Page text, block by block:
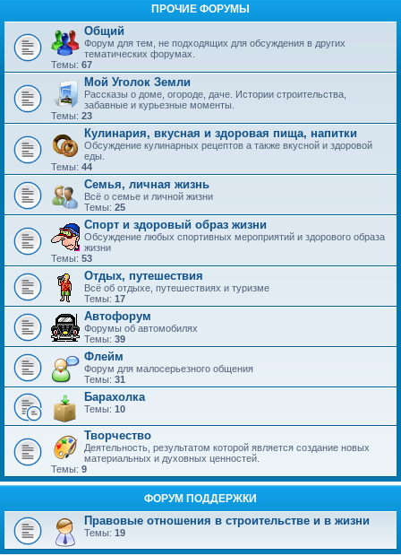
ПРОЧИЕ ФОРУМЫ
Общий
Форум для тем, не подходящих для обсуждения в других
тематических форумах.
Темы: 67
Мой Уголок Земли
Рассказы о доме, огороде, даче. Истории строительства,
забавные и курьезные моменты.
Темы: 23
Кулинария, вкусная и здоровая пища, напитки
Обсуждение кулинарных рецептов а также вкусной и здоровой
еды.
Темы: 44
Семья, личная жизнь
Всё о семье и личной жизни
Темы: 25
Спорт и здоровый образ жизни
Обсуждение любых спортивных мероприятий и здорового образа
жизни
Темы: 53
Отдых, путешествия
Всё об отдыхе, путешествиях и туризме
Темы: 17
Автофорум
Форумы об автомобилях
Темы: 39
Флейм
Форум для малосерьезного общения
Темы: 31
Барахолка
Темы: 10
Творчество
Деятельность, результатом которой является создание новых
материальных и духовных ценностей.
Темы: 9
ФОРУМ ПОДДЕРЖКИ
Правовые отношения в строительстве и в жизни
Темы: 19